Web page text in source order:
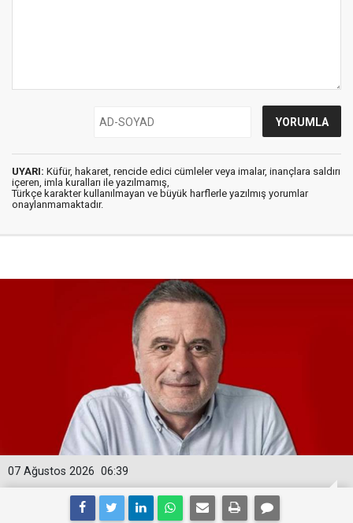
UYARI: Küfür, hakaret, rencide edici cümleler veya imalar, inançlara saldırı
içeren, imla kuralları ile yazılmamış,
Türkçe karakter kullanılmayan ve büyük harflerle yazılmış yorumlar
onaylanmamaktadır.
06:39
07 Ağustos 2026